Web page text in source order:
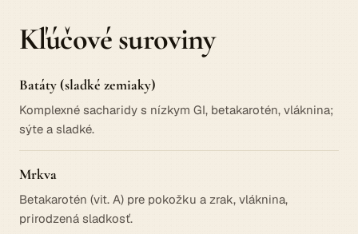
Kľúčové suroviny
Batáty (sladké zemiaky)
Komplexné sacharidy s nízkym GI, betakarotén, vláknina;
sýte a sladké.
Mrkva
Betakarotén (vit. A) pre pokožku a zrak, vláknina,
prirodzená sladkosť.